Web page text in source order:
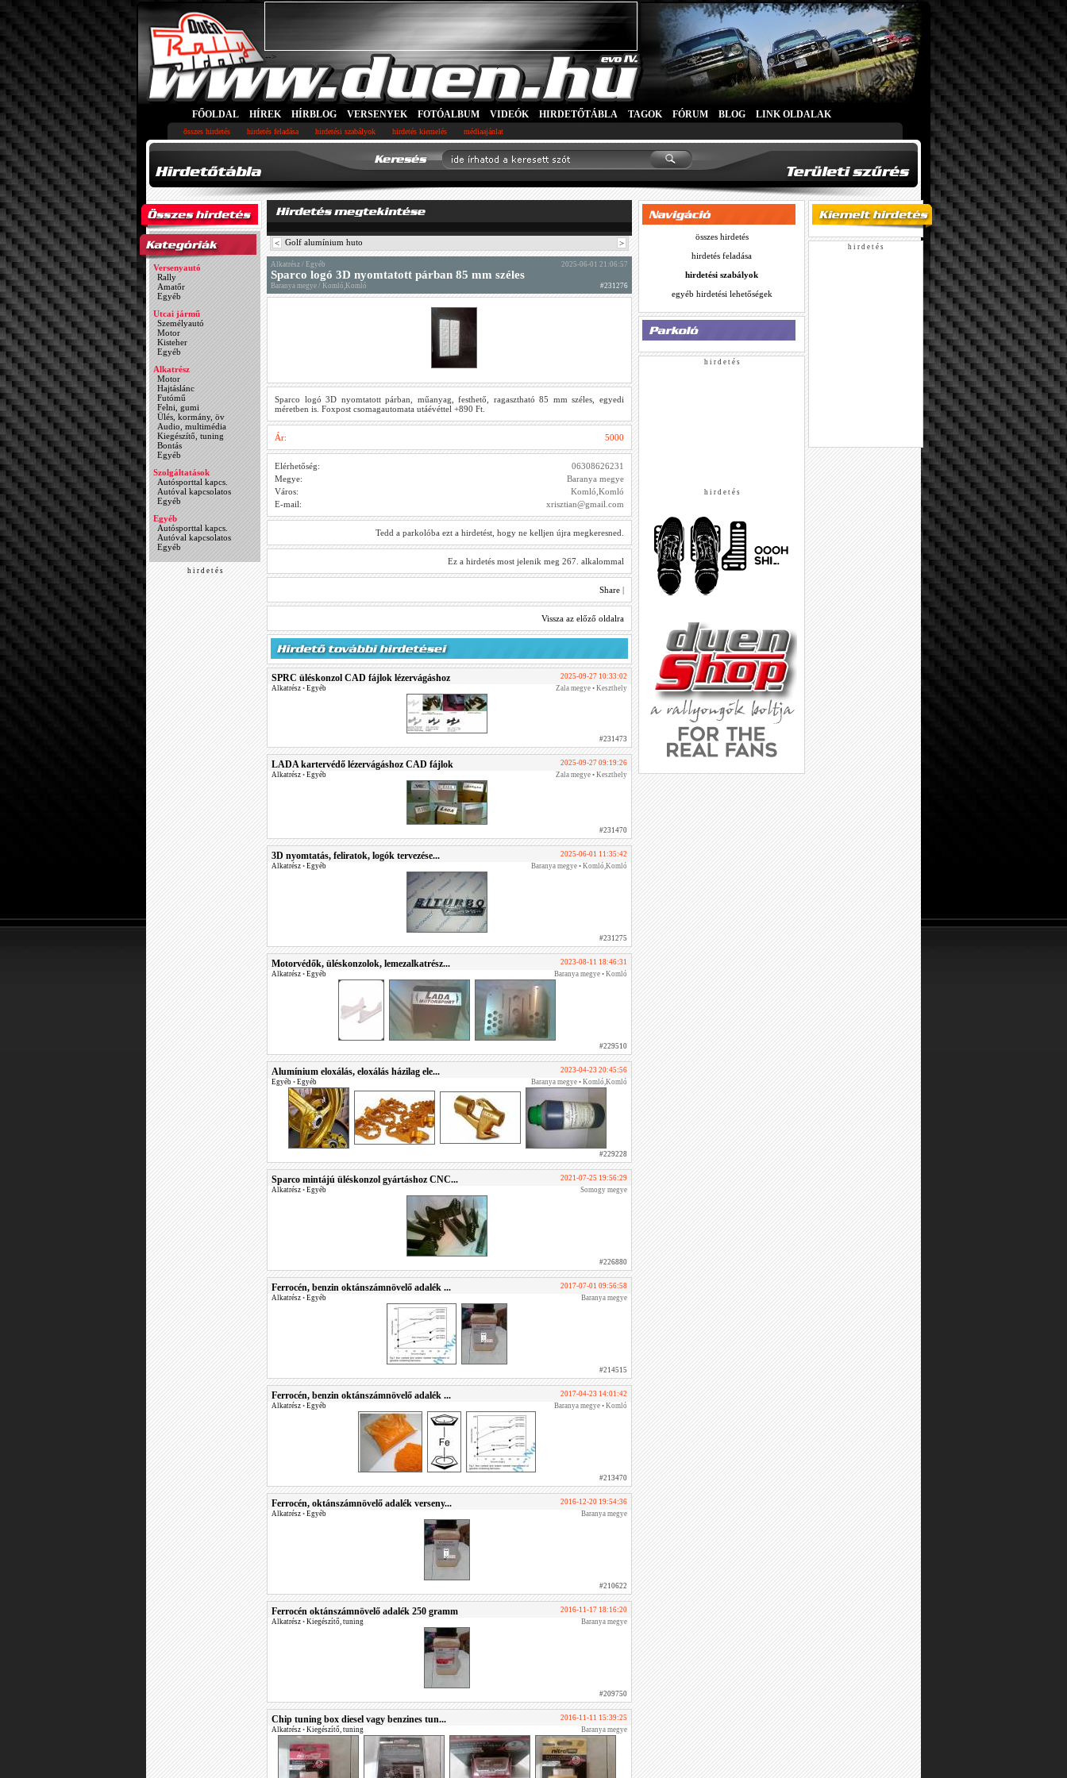
-->
FŐOLDAL HÍREK HÍRBLOG VERSENYEK FOTÓALBUM VIDEÓK HIRDETŐTÁBLA TAGOK FÓRUM BLOG LINK OLDALAK
összes hirdetés hirdetés feladása hirdetési szabályok hirdetés kiemelés médiaajánlat
Versenyautó
Rally
Amatőr
Egyéb
Utcai jármű
Személyautó
Motor
Kisteher
Egyéb
Alkatrész
Motor
Hajtáslánc
Futómű
Felni, gumi
Ülés, kormány, öv
Audio, multimédia
Kiegészítő, tuning
Bontás
Egyéb
Szolgáltatások
Autósporttal kapcs.
Autóval kapcsolatos
Egyéb
Egyéb
Autósporttal kapcs.
Autóval kapcsolatos
Egyéb
h i r d e t é s
< Golf alumínium huto >
Alkatrész / Egyéb 2025-06-01 21:06:57
Sparco logó 3D nyomtatott párban 85 mm széles
Baranya megye / Komló,Komló #231276
Sparco logó 3D nyomtatott párban, műanyag, festhető, ragasztható 85 mm széles, egyedi
méretben is. Foxpost csomagautomata utáévéttel +890 Ft.
Ár: 5000
Elérhetőség:
06308626231
Megye:
Baranya megye
Város:
Komló,Komló
E-mail:
xrisztian@gmail.com
Tedd a parkolóba ezt a hirdetést, hogy ne kelljen újra megkeresned.
Ez a hirdetés most jelenik meg 267. alkalommal
Share |
Vissza az előző oldalra
SPRC üléskonzol CAD fájlok lézervágáshoz
2025-09-27 10:33:02
Alkatrész • Egyéb Zala megye • Keszthely
#231473
LADA kartervédő lézervágáshoz CAD fájlok
2025-09-27 09:19:26
Alkatrész • Egyéb Zala megye • Keszthely
#231470
3D nyomtatás, feliratok, logók tervezése...
2025-06-01 11:35:42
Alkatrész • Egyéb Baranya megye • Komló,Komló
#231275
Motorvédők, üléskonzolok, lemezalkatrész...
2023-08-11 18:46:31
Alkatrész • Egyéb Baranya megye • Komló
#229510
Alumínium eloxálás, eloxálás házilag ele...
2023-04-23 20:45:56
Egyéb • Egyéb Baranya megye • Komló,Komló
#229228
Sparco mintájú üléskonzol gyártáshoz CNC...
2021-07-25 19:56:29
Alkatrész • Egyéb Somogy megye
#226880
Ferrocén, benzin oktánszámnövelő adalék ...
2017-07-01 09:56:58
Alkatrész • Egyéb Baranya megye
#214515
Ferrocén, benzin oktánszámnövelő adalék ...
2017-04-23 14:01:42
Alkatrész • Egyéb Baranya megye • Komló
#213470
Ferrocén, oktánszámnövelő adalék verseny...
2016-12-20 19:54:36
Alkatrész • Egyéb Baranya megye
#210622
Ferrocén oktánszámnövelő adalék 250 gramm
2016-11-17 18:16:20
Alkatrész • Kiegészítő, tuning Baranya megye
#209750
Chip tuning box diesel vagy benzines tun...
2016-11-11 15:39:25
Alkatrész • Kiegészítő, tuning Baranya megye
összes hirdetés
hirdetés feladása
hirdetési szabályok
egyéb hirdetési lehetőségek
h i r d e t é s
h i r d e t é s
h i r d e t é s